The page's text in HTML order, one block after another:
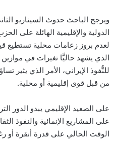
ويرجح الباحث حدوث السيناريو
الدولية والإقليمية الهائلة على
لعدم بروز زعامات محلية تستطيع
الذي يشهد حاليًّا تغيرات في
للنُّفوذ الإيراني، الأمر الذي يثير
من قبل قوى إقليمية أو محلية.
على الصعيد الإقليمي يبدو الدور
على المشاريع الإنمائية والنفوذ
الوقت الحالي على قدرة أنقرة أو